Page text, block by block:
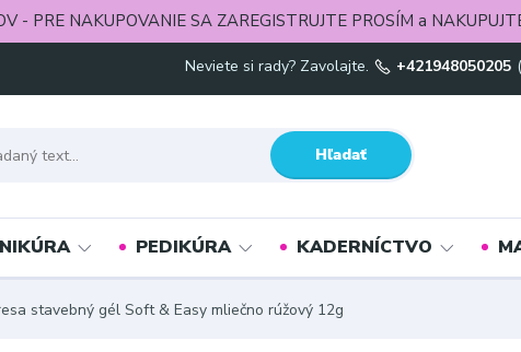
- PRE NAKUPOVANIE SA ZAREGISTRUJTE PROSÍM a
Hľadať
Neviete si rady? Zavolajte. +421948050205
PEDIKÚRA KADERNÍCTVO
stavebný gél Soft & Easy mliečno rúžový 12g